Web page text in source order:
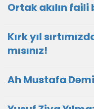
Ortak akılın
Kırk yıl
mısınız!
Ah Mustafa